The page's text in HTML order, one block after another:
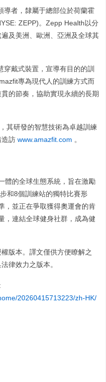
導者，隸屬于總部位於荷蘭霍
ZEPP)。Zepp Health以分
及美洲、歐洲、亞洲及全球其
戴式裝置，宣導有目的的訓
專為現代人的訓練方式而
的節奏，協助實現永續的長期
其研發的智慧技術為卓越訓練
造訪 www.amazfit.com 。
體的全球生態系統，旨在激勵
和8個訓練站的獨特比賽形
，並正在爭取獲得奧運會的肯
，連結全球健身社群，成為健
版本。譯文僅供方便瞭解之
律效力之版本。
20260415713223/zh-HK/